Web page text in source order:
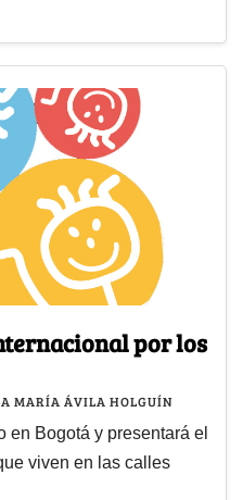
por los
MARÍA ÁVILA HOLGUÍN
en Bogotá y presentará el
viven en las calles